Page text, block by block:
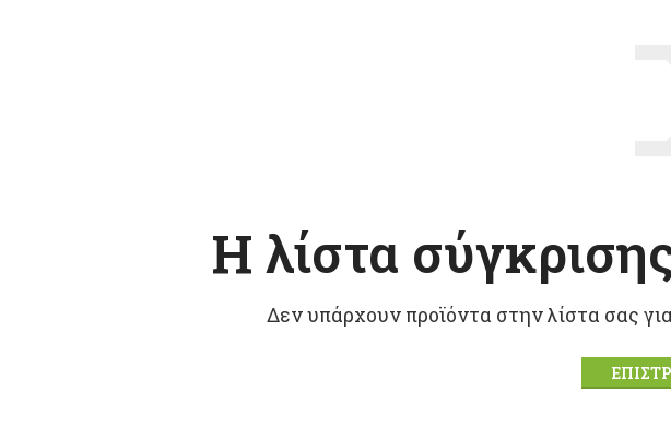
Η λίστα
Δεν υπάρχουν προϊόντα στην λίστα σας